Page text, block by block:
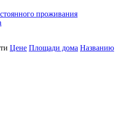
проживания
Цене Площади дома Названию